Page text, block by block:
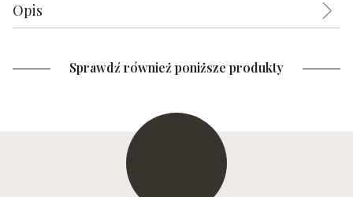
Opis
Sprawdź również poniższe produkty